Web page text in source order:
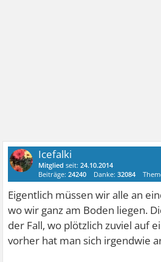
Icefalki
Mitglied seit:24.10.2014
Beiträge:24240 Danke:32084
Eigentlich müssen wir alle an
wo wir ganz am Boden liegen.
der Fall, wo plötzlich zuviel auf
vorher hat man sich irgendwie